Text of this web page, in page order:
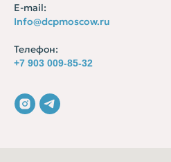
E-mail:
Info@dcpmoscow.ru
Телефон:
+7 903 009-85-32